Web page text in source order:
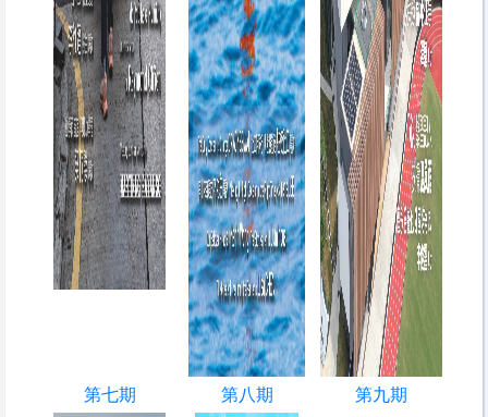
第七期 第八期 第九期